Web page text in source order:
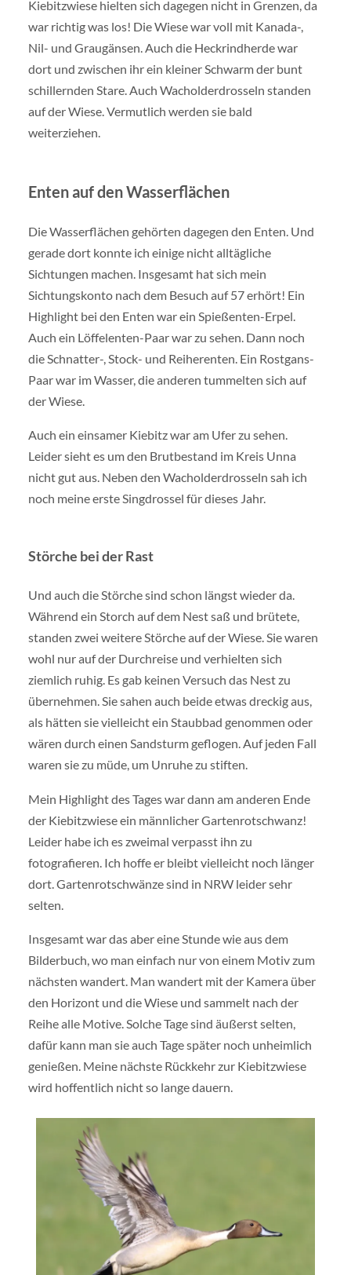
Kiebitzwiese hielten sich dagegen nicht in Grenzen, da
war richtig was los! Die Wiese war voll mit Kanada-,
Nil- und Graugänsen. Auch die Heckrindherde war
dort und zwischen ihr ein kleiner Schwarm der bunt
schillernden Stare. Auch Wacholderdrosseln standen
auf der Wiese. Vermutlich werden sie bald
weiterziehen.
Enten auf den Wasserflächen
Die Wasserflächen gehörten dagegen den Enten. Und
gerade dort konnte ich einige nicht alltägliche
Sichtungen machen. Insgesamt hat sich mein
Sichtungskonto nach dem Besuch auf 57 erhört! Ein
Highlight bei den Enten war ein Spießenten-Erpel.
Auch ein Löffelenten-Paar war zu sehen. Dann noch
die Schnatter-, Stock- und Reiherenten. Ein Rostgans-
Paar war im Wasser, die anderen tummelten sich auf
der Wiese.
Auch ein einsamer Kiebitz war am Ufer zu sehen.
Leider sieht es um den Brutbestand im Kreis Unna
nicht gut aus. Neben den Wacholderdrosseln sah ich
noch meine erste Singdrossel für dieses Jahr.
Störche bei der Rast
Und auch die Störche sind schon längst wieder da.
Während ein Storch auf dem Nest saß und brütete,
standen zwei weitere Störche auf der Wiese. Sie waren
wohl nur auf der Durchreise und verhielten sich
ziemlich ruhig. Es gab keinen Versuch das Nest zu
übernehmen. Sie sahen auch beide etwas dreckig aus,
als hätten sie vielleicht ein Staubbad genommen oder
wären durch einen Sandsturm geflogen. Auf jeden Fall
waren sie zu müde, um Unruhe zu stiften.
Mein Highlight des Tages war dann am anderen Ende
der Kiebitzwiese ein männlicher Gartenrotschwanz!
Leider habe ich es zweimal verpasst ihn zu
fotografieren. Ich hoffe er bleibt vielleicht noch länger
dort. Gartenrotschwänze sind in NRW leider sehr
selten.
Insgesamt war das aber eine Stunde wie aus dem
Bilderbuch, wo man einfach nur von einem Motiv zum
nächsten wandert. Man wandert mit der Kamera über
den Horizont und die Wiese und sammelt nach der
Reihe alle Motive. Solche Tage sind äußerst selten,
dafür kann man sie auch Tage später noch unheimlich
genießen. Meine nächste Rückkehr zur Kiebitzwiese
wird hoffentlich nicht so lange dauern.